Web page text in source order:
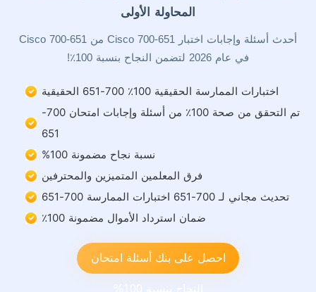
المحاولة الأولى
أحدث أسئلة وإجابات اختبار Cisco 700-651 من Cisco 700-651
في عام 2026 لتضمن النجاح بنسبة 100٪!
اختبارات الممارسة الحقيقية 100٪ 700-651 الحقيقية
تم التحقق من صحة 100٪ من أسئلة وإجابات امتحان 700-
651
نسبة نجاح مضمونة 100%
فرق المعلمين المتميزين والمحترفين
تحديث مجاني لـ 700-651 اختبارات الممارسة 700-651
ضمان استرداد الأموال مضمونة 100٪
احصل على بنك أسئلة امتحان